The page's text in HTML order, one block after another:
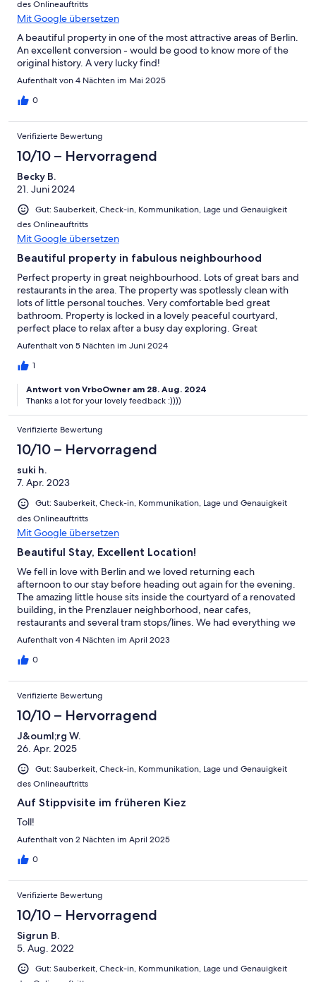
des Onlineauftritts
Mit Google übersetzen
A beautiful property in one of the most attractive areas of Berlin.
An excellent conversion - would be good to know more of the
original history. A very lucky find!
Aufenthalt von 4 Nächten im Mai 2025
0
Verifizierte Bewertung
10/10 – Hervorragend
Becky B.
21. Juni 2024
Gut: Sauberkeit, Check-in, Kommunikation, Lage und Genauigkeit
des Onlineauftritts
Mit Google übersetzen
Beautiful property in fabulous neighbourhood
Perfect property in great neighbourhood. Lots of great bars and
restaurants in the area. The property was spotlessly clean with
lots of little personal touches. Very comfortable bed great
bathroom. Property is locked in a lovely peaceful courtyard,
perfect place to relax after a busy day exploring. Great
communication with julius. Look forward to visiting again.
Aufenthalt von 5 Nächten im Juni 2024
1
Antwort von VrboOwner am 28. Aug. 2024
Thanks a lot for your lovely feedback :))))
Verifizierte Bewertung
10/10 – Hervorragend
suki h.
7. Apr. 2023
Gut: Sauberkeit, Check-in, Kommunikation, Lage und Genauigkeit
des Onlineauftritts
Mit Google übersetzen
Beautiful Stay, Excellent Location!
We fell in love with Berlin and we loved returning each
afternoon to our stay before heading out again for the evening.
The amazing little house sits inside the courtyard of a renovated
building, in the Prenzlauer neighborhood, near cafes,
restaurants and several tram stops/lines. We had everything we
needed from a kitchen with espresso machine, a comfortable
bed, modern clean spaces, a big bathroom with shower and
even a comfortable cot (in the living room) for our pre-teen son.
Thank you, Julius!
Aufenthalt von 4 Nächten im April 2023
0
Verifizierte Bewertung
10/10 – Hervorragend
J&ouml;rg W.
26. Apr. 2025
Gut: Sauberkeit, Check-in, Kommunikation, Lage und Genauigkeit
des Onlineauftritts
Auf Stippvisite im früheren Kiez
Toll!
Aufenthalt von 2 Nächten im April 2025
0
Verifizierte Bewertung
10/10 – Hervorragend
Sigrun B.
5. Aug. 2022
Gut: Sauberkeit, Check-in, Kommunikation, Lage und Genauigkeit